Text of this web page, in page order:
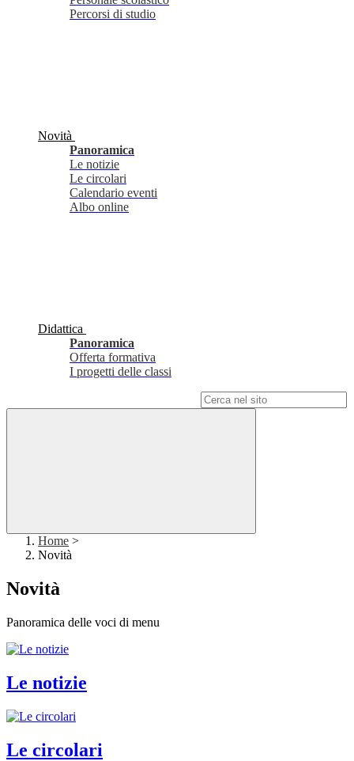
Percorsi di studio
Novità
Panoramica
Le notizie
Le circolari
Calendario eventi
Albo online
Didattica
Panoramica
Offerta formativa
I progetti delle classi
Home >
Novità
Novità
Panoramica delle voci di menu
Le notizie
Le circolari